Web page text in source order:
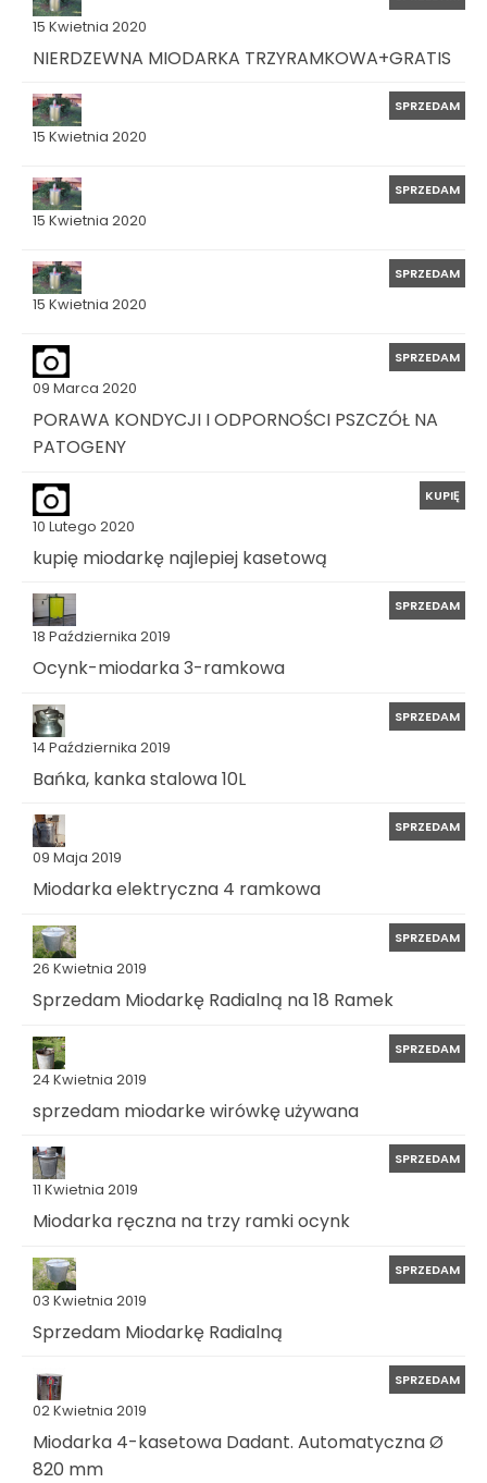
15 Kwietnia 2020
NIERDZEWNA MIODARKA TRZYRAMKOWA+GRATIS
15 Kwietnia 2020
SPRZEDAM
15 Kwietnia 2020
SPRZEDAM
15 Kwietnia 2020
SPRZEDAM
09 Marca 2020
SPRZEDAM
PORAWA KONDYCJI I ODPORNOŚCI PSZCZÓŁ NA
PATOGENY
10 Lutego 2020
KUPIĘ
kupię miodarkę najlepiej kasetową
18 Października 2019
SPRZEDAM
Ocynk-miodarka 3-ramkowa
14 Października 2019
SPRZEDAM
Bańka, kanka stalowa 10L
09 Maja 2019
SPRZEDAM
Miodarka elektryczna 4 ramkowa
26 Kwietnia 2019
SPRZEDAM
Sprzedam Miodarkę Radialną na 18 Ramek
24 Kwietnia 2019
SPRZEDAM
sprzedam miodarke wirówkę używana
11 Kwietnia 2019
SPRZEDAM
Miodarka ręczna na trzy ramki ocynk
03 Kwietnia 2019
SPRZEDAM
Sprzedam Miodarkę Radialną
02 Kwietnia 2019
SPRZEDAM
Miodarka 4-kasetowa Dadant. Automatyczna Ø
820 mm